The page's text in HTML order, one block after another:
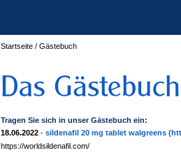
Startseite / Gästebuch
Tragen Sie sich in unser Gästebuch ein:
18.06.2022 - sildenafil 20 mg tablet walgreens
https://worldsildenafil.com/